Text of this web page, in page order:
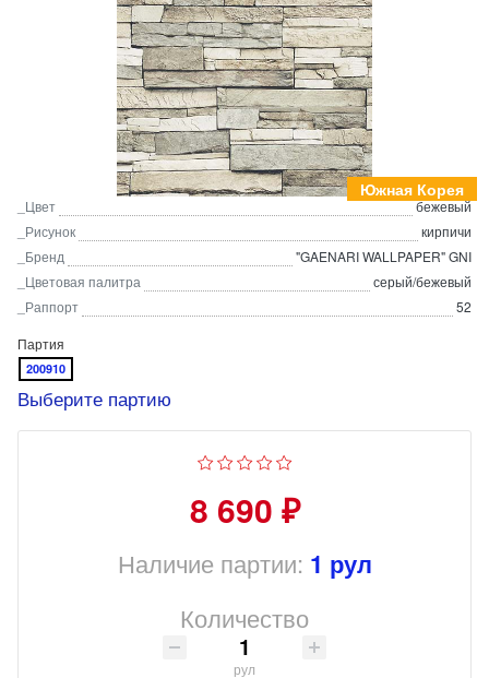
Южная Корея
_Цвет
бежевый
_Рисунок
кирпичи
_Бренд
"GAENARI WALLPAPER" GNI
_Цветовая палитра
серый/бежевый
_Раппорт
52
Партия
200910
Выберите партию
8 690 ₽
Наличие партии: 1 рул
Количество
рул